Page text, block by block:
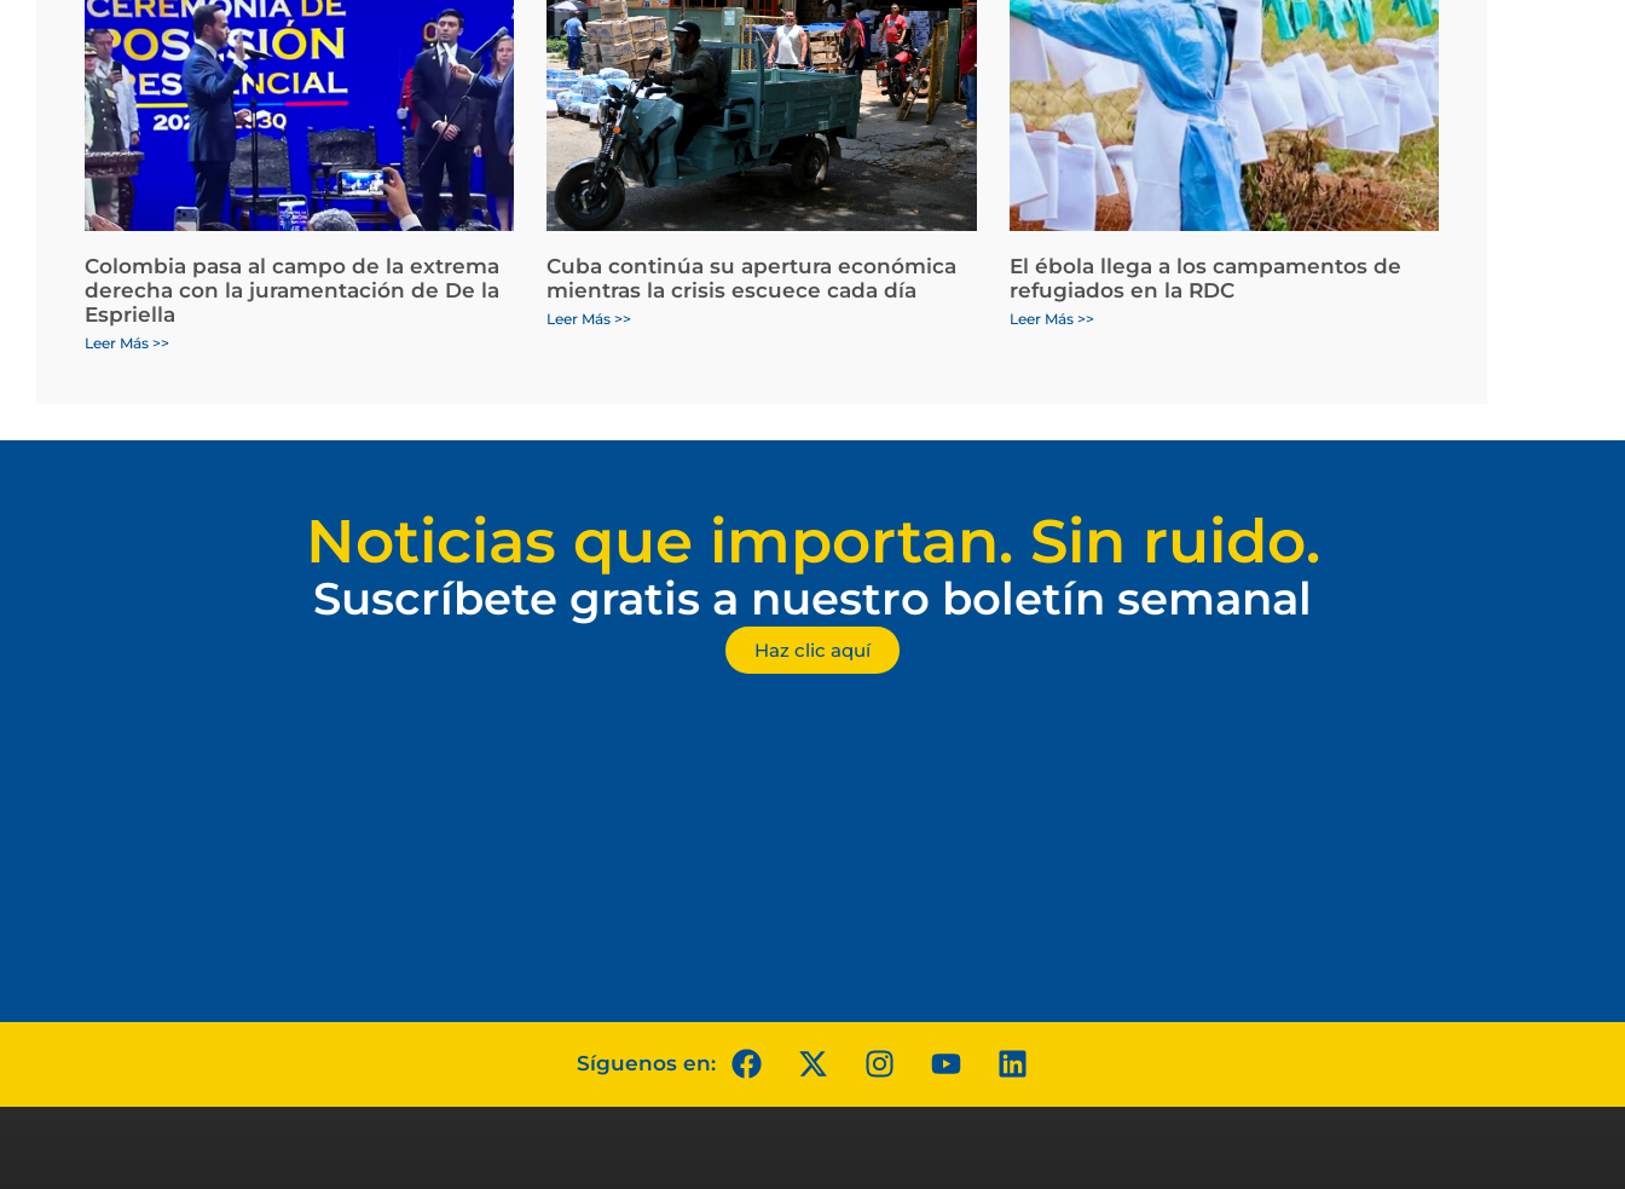
Colombia pasa al campo de la extrema
derecha con la juramentación de De la
Espriella
Leer Más >>
Cuba continúa su apertura económica
mientras la crisis escuece cada día
Leer Más >>
El ébola llega a los campamentos de
refugiados en la RDC
Leer Más >>
Noticias que importan. Sin ruido.
Suscríbete gratis a nuestro boletín semanal
Haz clic aquí
Síguenos en: